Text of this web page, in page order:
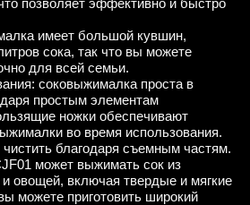
имеет большой кувшин,
сока, так что вы можете
для всей семьи.
соковыжималка проста в
простым элементам
ножки обеспечивают
во время использования.
благодаря съемным частям.
может выжимать сок из
овощей, включая твердые и мягкие
можете приготовить широкий